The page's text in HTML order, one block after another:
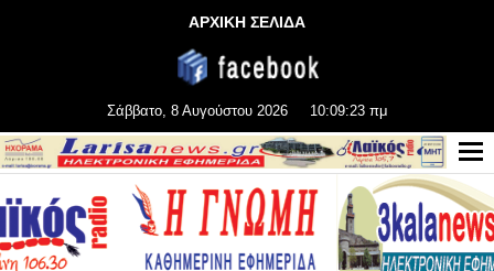
ΑΡΧΙΚΗ ΣΕΛΙΔΑ
Σάββατο, 8 Αυγούστου 2026 10:09:23 πμ